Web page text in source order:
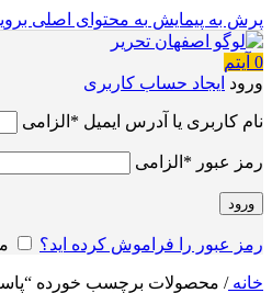
پرش به پیمایش به محتوای اصلی
0 آیتم
ورود ایجاد حساب کاربری
نام کاربری یا آدرس ایمیل * الزامی
رمز عبور * الزامی
ورود
رمز عبور را فراموش کرده اید؟
خانه/